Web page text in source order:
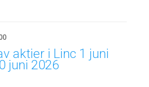
aktier i Linc 1 juni
juni 2026